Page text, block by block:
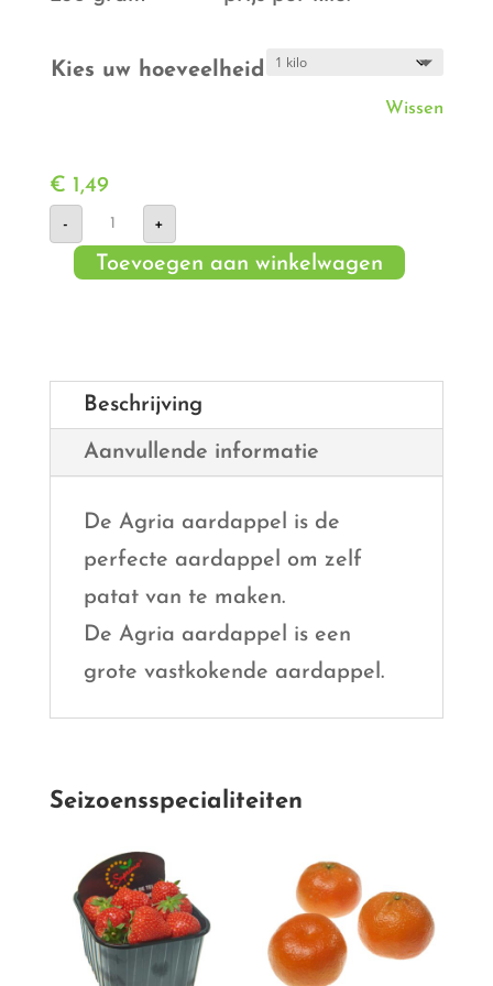
Kies uw hoeveelheid
Wissen
€ 1,49
-
Agria
aantal
+
Toevoegen aan winkelwagen
Beschrijving
Aanvullende informatie
De Agria aardappel is de
perfecte aardappel om zelf
patat van te maken.
De Agria aardappel is een
grote vastkokende aardappel.
Seizoensspecialiteiten